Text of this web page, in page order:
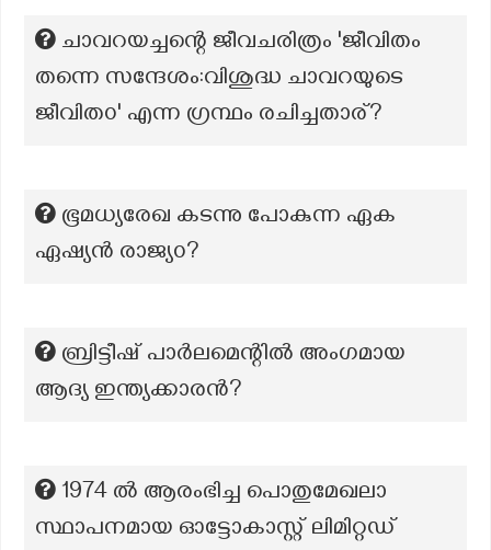
ചാവറയച്ചന്റെ ജീവചരിത്രം 'ജീവിതം
തന്നെ സന്ദേശം:വിശുദ്ധ ചാവറയുടെ
ജീവിത൦' എന്ന ഗ്രന്ഥം രചിച്ചതാര്?
ഭൂമധ്യരേഖ കടന്നു പോകുന്ന ഏക
ഏഷ്യൻ രാജ്യ൦?
ബ്രിട്ടീഷ് പാർലമെന്റിൽ അംഗമായ
ആദ്യ ഇന്ത്യക്കാരൻ?
1974 ൽ ആരംഭിച്ച പൊതുമേഖലാ
സ്ഥാപനമായ ഓട്ടോകാസ്റ്റ് ലിമിറ്റഡ്